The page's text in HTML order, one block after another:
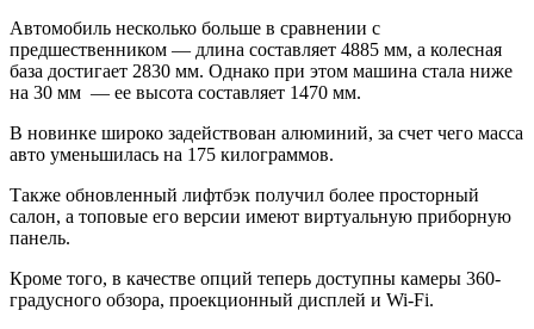
Автомобиль несколько больше в сравнении с
предшественником — длина составляет 4885 мм, а колесная
база достигает 2830 мм. Однако при этом машина стала ниже
на 30 мм — ее высота составляет 1470 мм.
В новинке широко задействован алюминий, за счет чего масса
авто уменьшилась на 175 килограммов.
Также обновленный лифтбэк получил более просторный
салон, а топовые его версии имеют виртуальную приборную
панель.
Кроме того, в качестве опций теперь доступны камеры 360-
градусного обзора, проекционный дисплей и Wi-Fi.